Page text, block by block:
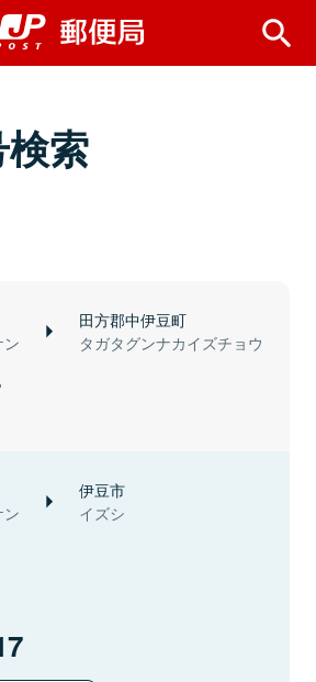
索
田方郡中伊豆町
タガタグンナカイズチョウ
伊豆市
イズシ